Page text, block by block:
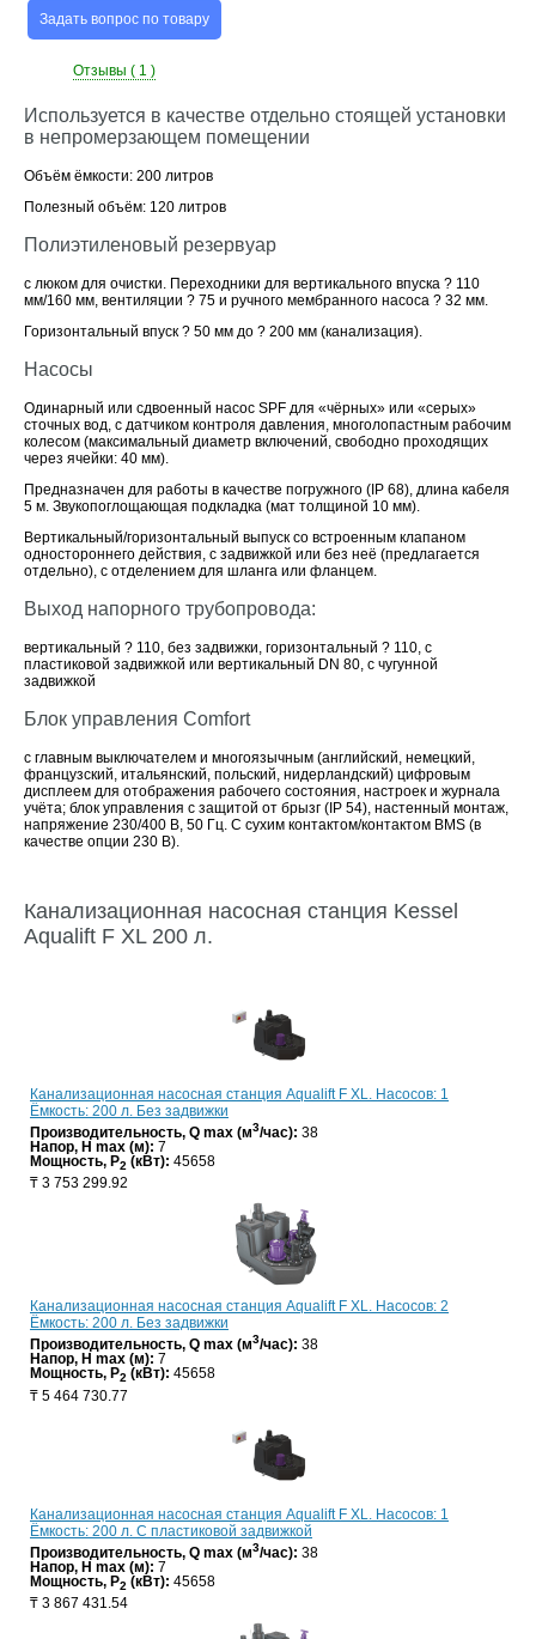
Задать вопрос по товару
Отзывы ( 1 )
Используется в качестве отдельно стоящей установки
в непромерзающем помещении
Объём ёмкости: 200 литров
Полезный объём: 120 литров
Полиэтиленовый резервуар
с люком для очистки. Переходники для вертикального впуска ? 110
мм/160 мм, вентиляции ? 75 и ручного мембранного насоса ? 32 мм.
Горизонтальный впуск ? 50 мм дo ? 200 мм (канализация).
Насосы
Одинарный или сдвоенный насос SPF для «чёрных» или «серых»
сточных вод, с датчиком контроля давления, многолопастным рабочим
колесом (максимальный диаметр включений, свободно проходящих
через ячейки: 40 мм).
Предназначен для работы в качестве погружного (IP 68), длина кабеля
5 м. Звукопоглощающая подкладка (мат толщиной 10 мм).
Вертикальный/горизонтальный выпуск со встроенным клапаном
одностороннего действия, с задвижкой или без неё (предлагается
отдельно), с отделением для шланга или фланцем.
Выход напорного трубопровода:
вертикальный ? 110, без задвижки, горизонтальный ? 110, с
пластиковой задвижкой или вертикальный DN 80, с чугунной
задвижкой
Блок управления Comfort
с главным выключателем и многоязычным (английский, немецкий,
французский, итальянский, польский, нидерландский) цифровым
дисплеем для отображения рабочего состояния, настроек и журнала
учёта; блок управления с защитой от брызг (IP 54), настенный монтаж,
напряжение 230/400 В, 50 Гц. С сухим контактом/контактом BMS (в
качестве опции 230 В).
Канализационная насосная станция Kessel
Aqualift F XL 200 л.
Канализационная насосная станция Aqualift F XL. Насосов: 1
Ёмкость: 200 л. Без задвижки
Производительность, Q max (м3/час): 38
Напор, H max (м): 7
Мощность, P2 (кВт): 45658
₸ 3 753 299.92
Канализационная насосная станция Aqualift F XL. Насосов: 2
Ёмкость: 200 л. Без задвижки
Производительность, Q max (м3/час): 38
Напор, H max (м): 7
Мощность, P2 (кВт): 45658
₸ 5 464 730.77
Канализационная насосная станция Aqualift F XL. Насосов: 1
Ёмкость: 200 л. С пластиковой задвижкой
Производительность, Q max (м3/час): 38
Напор, H max (м): 7
Мощность, P2 (кВт): 45658
₸ 3 867 431.54